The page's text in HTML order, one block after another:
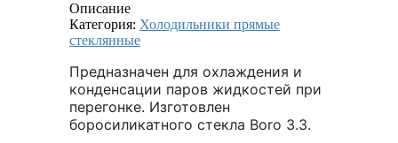
Описание
Категория: Холодильники прямые
стеклянные
Предназначен для охлаждения и
конденсации паров жидкостей при
перегонке. Изготовлен
боросиликатного стекла Boro 3.3.